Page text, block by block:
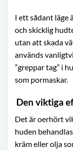
I ett sådant läge
och skicklig
utan att skada
används
”greppar tag” i
som pormaskar.
Den viktiga
Det är oerhört
huden
kräm eller olja